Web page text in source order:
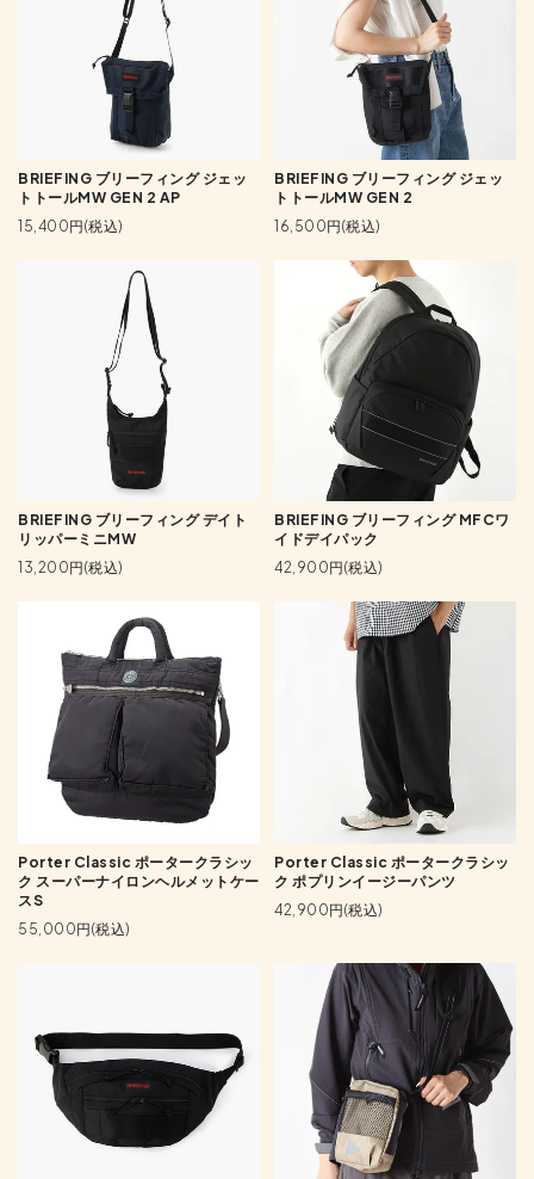
BRIEFING ブリーフィング ジェッ
トトールMW GEN 2 AP
15,400円(税込)
BRIEFING ブリーフィング ジェッ
トトールMW GEN 2
16,500円(税込)
BRIEFING ブリーフィング デイト
リッパーミニMW
13,200円(税込)
BRIEFING ブリーフィング MFCワ
イドデイパック
42,900円(税込)
Porter Classic ポータークラシッ
ク スーパーナイロンヘルメットケー
スS
55,000円(税込)
Porter Classic ポータークラシッ
ク ポプリンイージーパンツ
42,900円(税込)